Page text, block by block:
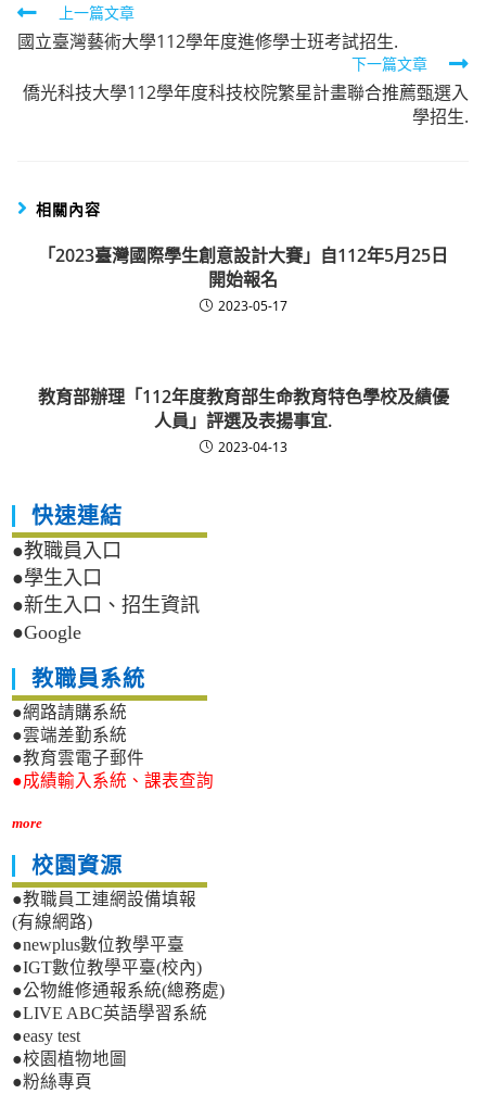
Read
more
articles
上一篇文章
國立臺灣藝術大學112學年度進修學士班考試招生.
下一篇文章
僑光科技大學112學年度科技校院繁星計畫聯合推薦甄選入
學招生.
相關內容
「2023臺灣國際學生創意設計大賽」自112年5月25日
開始報名
2023-05-17
教育部辦理「112年度教育部生命教育特色學校及績優
人員」評選及表揚事宜.
2023-04-13
快速連結
●教職員入口
●學生入口
●新生入口、招生資訊
●Google
教職員系統
●網路請購系統
●雲端差勤系統
●教育雲電子郵件
●成績輸入系統、課表查詢
more
校園資源
●教職員工連網設備填報
(有線網路)
●newplus數位教學平臺
●IGT數位教學平臺(校內)
●公物維修通報系統(總務處)
●LIVE ABC英語學習系統
●easy test
●校園植物地圖
●粉絲專頁